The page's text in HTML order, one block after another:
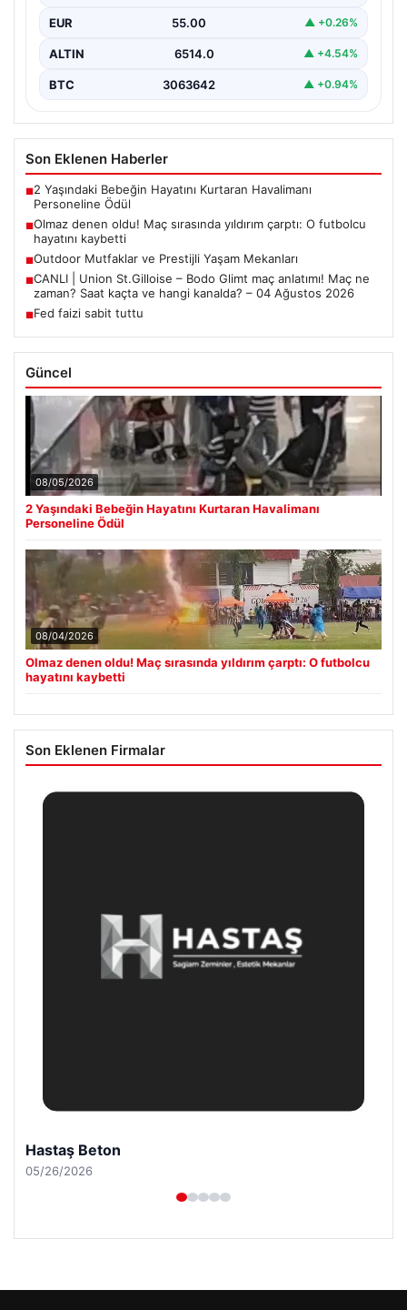
EUR 55.00 ▲ +0.26%
ALTIN 6514.0 ▲ +4.54%
BTC 3063642 ▲ +0.94%
Son Eklenen Haberler
■2 Yaşındaki Bebeğin Hayatını Kurtaran Havalimanı
Personeline Ödül
■Olmaz denen oldu! Maç sırasında yıldırım çarptı: O futbolcu
hayatını kaybetti
■Outdoor Mutfaklar ve Prestijli Yaşam Mekanları
■CANLI | Union St.Gilloise – Bodo Glimt maç anlatımı! Maç ne
zaman? Saat kaçta ve hangi kanalda? – 04 Ağustos 2026
■Fed faizi sabit tuttu
Güncel
08/05/2026
2 Yaşındaki Bebeğin Hayatını Kurtaran Havalimanı
Personeline Ödül
08/04/2026
Olmaz denen oldu! Maç sırasında yıldırım çarptı: O futbolcu
hayatını kaybetti
Son Eklenen Firmalar
Prenses Night Club
04/29/2026